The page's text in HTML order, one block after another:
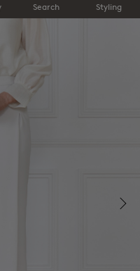
Search Styling